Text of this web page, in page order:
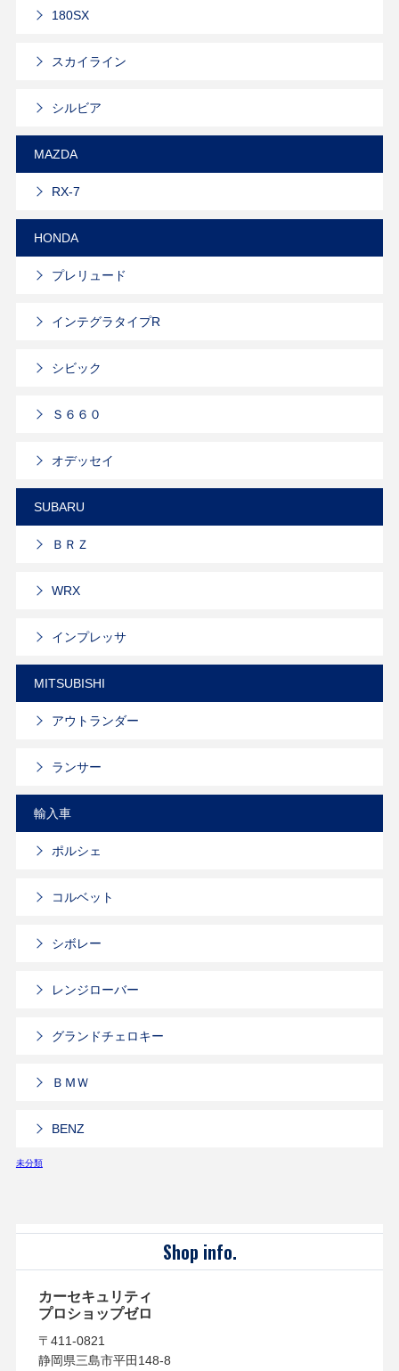
180SX
スカイライン
シルビア
MAZDA
RX-7
HONDA
プレリュード
インテグラタイプR
シビック
Ｓ６６０
オデッセイ
SUBARU
ＢＲＺ
WRX
インプレッサ
MITSUBISHI
アウトランダー
ランサー
輸入車
ポルシェ
コルベット
シボレー
レンジローバー
グランドチェロキー
ＢＭＷ
BENZ
未分類
Shop info.
カーセキュリティ
プロショップゼロ
〒411-0821
静岡県三島市平田148-8